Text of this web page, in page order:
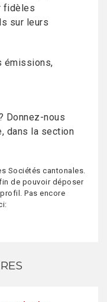
fidèles
sur leurs
émissions,
Donnez-nous
dans la section
Sociétés cantonales.
de pouvoir déposer
Pas encore